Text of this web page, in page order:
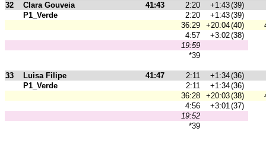
32 Clara Gouveia 41:43 2:20 +1:43(39)
P1_Verde
2:20 +1:43(39)
36:29
+20:04(40)
4:57
+3:02(38)
19:59
*39
33 Luisa Filipe 41:47 2:11 +1:34(36)
P1_Verde
2:11 +1:34(36)
36:28
+20:03(38)
4:56
+3:01(37)
19:52
*39